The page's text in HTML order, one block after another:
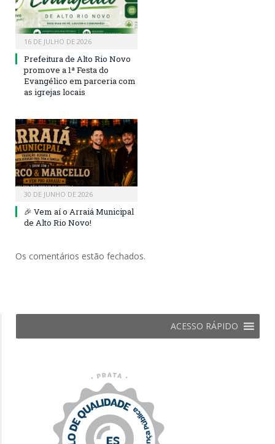
16 DE JULHO DE 2026
Prefeitura de Alto Rio Novo
promove a 1ª Festa do
Evangélico em parceria com
as igrejas locais
30 DE JUNHO DE 2026
🎉 Vem aí o Arraiá Municipal
de Alto Rio Novo!
Os comentários estão fechados.
ACESSO RÁPIDO